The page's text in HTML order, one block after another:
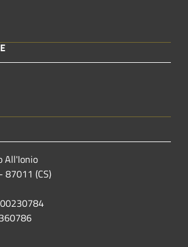
All'Ionio
87011 (CS)